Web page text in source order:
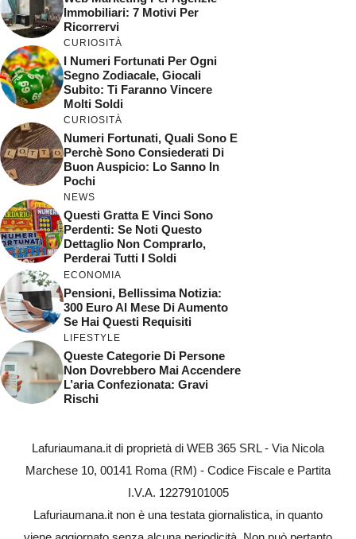
Immobiliari: 7 Motivi Per
Ricorrervi
CURIOSITÀ
I Numeri Fortunati Per Ogni
Segno Zodiacale, Giocali
Subito: Ti Faranno Vincere
Molti Soldi
CURIOSITÀ
Numeri Fortunati, Quali Sono E
Perchè Sono Consiederati Di
Buon Auspicio: Lo Sanno In
Pochi
NEWS
Questi Gratta E Vinci Sono
Perdenti: Se Noti Questo
Dettaglio Non Comprarlo,
Perderai Tutti I Soldi
ECONOMIA
Pensioni, Bellissima Notizia:
300 Euro Al Mese Di Aumento
Se Hai Questi Requisiti
LIFESTYLE
Queste Categorie Di Persone
Non Dovrebbero Mai Accendere
L’aria Confezionata: Gravi
Rischi
Lafuriaumana.it di proprietà di WEB 365 SRL - Via Nicola
Marchese 10, 00141 Roma (RM) - Codice Fiscale e Partita
I.V.A. 12279101005
Lafuriaumana.it non è una testata giornalistica, in quanto